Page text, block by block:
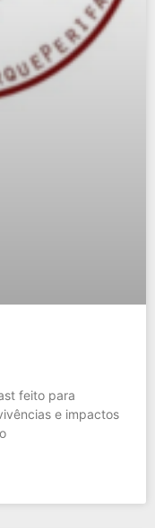
feito para
e impactos